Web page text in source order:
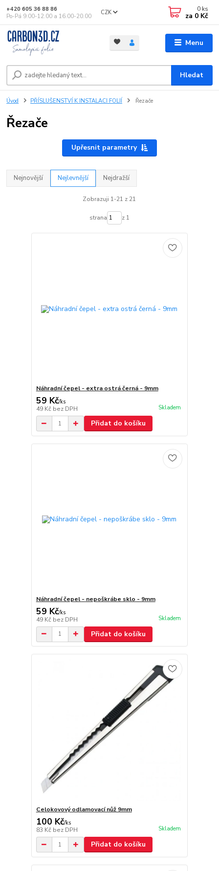
Menu
CZK
Hledat
+420 605 36 88 86
Po-Pá 9.00-12.00 a 16.00-20.00
0 ks
za 0 Kč
Úvod PŘÍSLUŠENSTVÍ K INSTALACI FOLIÍ Řezače
Řezače
Upřesnit parametry
Nejnovější Nejlevnější Nejdražší
Zobrazuji 1-21 z 21
strana z 1
Náhradní čepel - extra ostrá černá - 9mm
59 Kč/ks
49 Kč bez DPH Skladem
Přidat do košíku
Náhradní čepel - nepoškrábe sklo - 9mm
59 Kč/ks
49 Kč bez DPH Skladem
Přidat do košíku
Celokovový odlamovací nůž 9mm
100 Kč/ks
83 Kč bez DPH Skladem
Přidat do košíku